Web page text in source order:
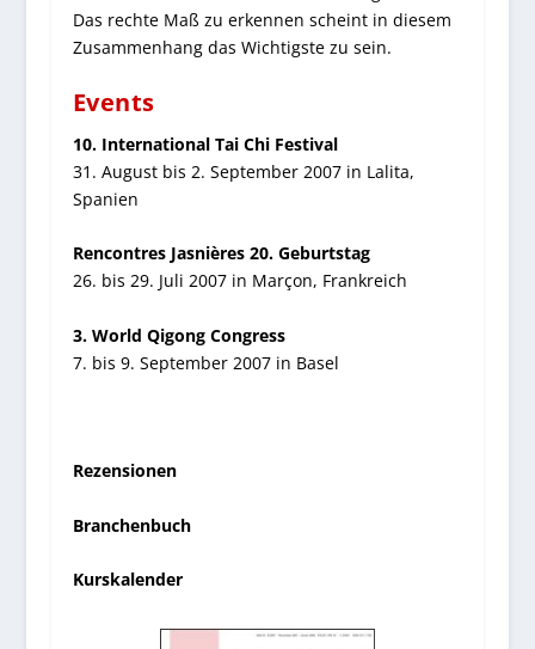
Das rechte Maß zu erkennen scheint in diesem
Zusammenhang das Wichtigste zu sein.
Events
10. International Tai Chi Festival
31. August bis 2. September 2007 in Lalita,
Spanien
Rencontres Jasnières 20. Geburtstag
26. bis 29. Juli 2007 in Marçon, Frankreich
3. World Qigong Congress
7. bis 9. September 2007 in Basel
Rezensionen
Branchenbuch
Kurskalender